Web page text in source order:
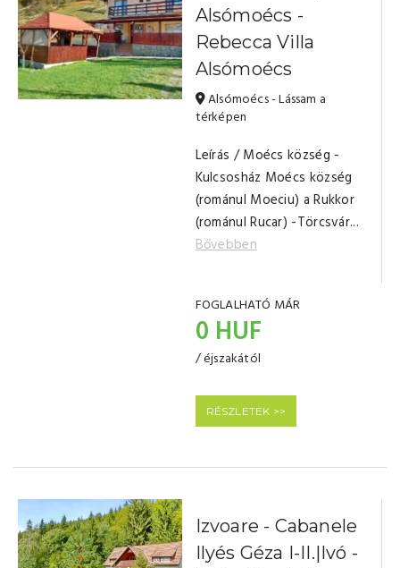
Alsómoécs -
Rebecca Villa
Alsómoécs
Alsómoécs - Lássam a
térképen
Leírás / Moécs község -
Kulcsosház Moécs község
(románul Moeciu) a Rukkor
(románul Rucar) -Törcsvár...
Bővebben
FOGLALHATÓ MÁR
0 HUF
/ éjszakától
RÉSZLETEK >>
Izvoare - Cabanele
Ilyés Géza I-II.|Ivó -